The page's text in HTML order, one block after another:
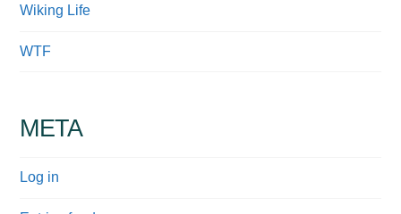
Wiking Life
WTF
META
Log in